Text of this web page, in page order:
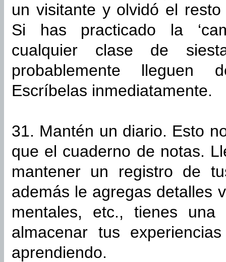
un visitante y olvidó el
Si has practicado la
cualquier clase de
probablemente lleguen
Escríbelas inmediatamente.
31. Mantén un diario. Esto
que el cuaderno de notas.
mantener un registro de
además le agregas detalles
mentales, etc., tienes
almacenar tus
aprendiendo.